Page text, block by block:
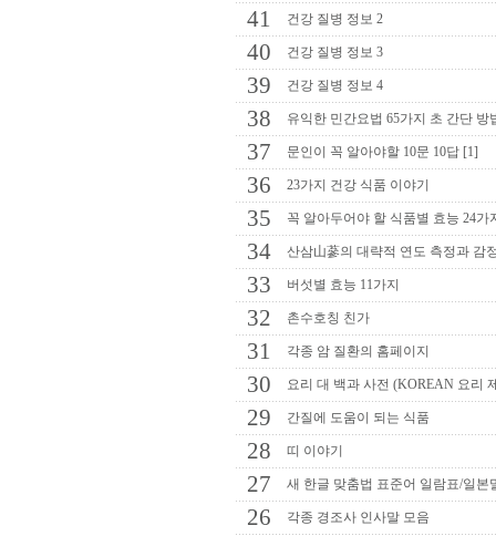
41 건강 질병 정보 2
40 건강 질병 정보 3
39 건강 질병 정보 4
38 유익한 민간요법 65가지 초 간단 방
37 문인이 꼭 알아야할 10문 10답 [1]
36 23가지 건강 식품 이야기
35 꼭 알아두어야 할 식품별 효능 24가
34 산삼山蔘의 대략적 연도 측정과 감
33 버섯별 효능 11가지
32 촌수호칭 친가
31 각종 암 질환의 홈페이지
30 요리 대 백과 사전 (KOREAN 요리
29 간질에 도움이 되는 식품
28 띠 이야기
27 새 한글 맞춤법 표준어 일람표/일본
26 각종 경조사 인사말 모음